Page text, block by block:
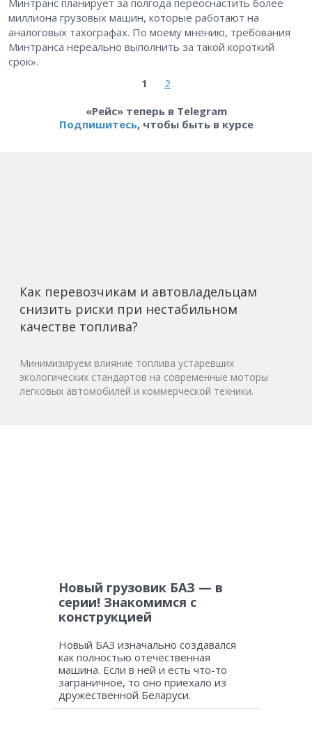
Минтранс планирует за полгода переоснастить более
миллиона грузовых машин, которые работают на
аналоговых тахографах. По моему мнению, требования
Минтранса нереально выполнить за такой короткий
срок».
1
2
«Рейс» теперь в Telegram
Подпишитесь, чтобы быть в курсе
Как перевозчикам и автовладельцам
снизить риски при нестабильном
качестве топлива?
Минимизируем влияние топлива устаревших
экологических стандартов на современные моторы
легковых автомобилей и коммерческой техники.
Новый грузовик БАЗ — в
серии! Знакомимся с
конструкцией
Новый БАЗ изначально создавался
как полностью отечественная
машина. Если в ней и есть что-то
заграничное, то оно приехало из
дружественной Беларуси.